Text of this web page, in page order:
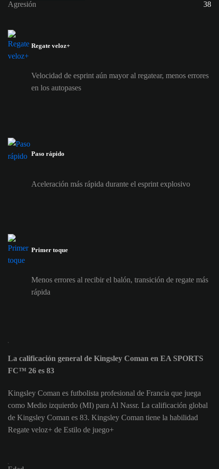
Agresión
38
Regate veloz+
Velocidad de esprint aún mayor al regatear, menos errores
en los autopases
Paso rápido
Aceleración más rápida durante el esprint explosivo
Primer toque
Menos errores al recibir el balón, transición de regate más
rápida
La calificación general de Kingsley Coman en EA SPORTS
FC™ 26 es 83
Kingsley Coman es futbolista profesional de Francia que juega
como Medio izquierdo (MI) para Al Nassr. La calificación global
de Kingsley Coman es 83. Kingsley Coman tiene la habilidad
Regate veloz+ de Estilo de juego+